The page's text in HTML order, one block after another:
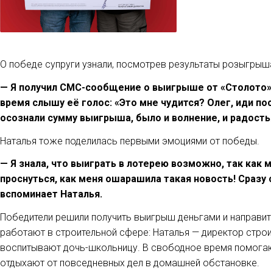
О победе супруги узнали, посмотрев результаты
— Я получил СМС-сообщение о выигрыше от
время слышу её голос: «Это мне чудится? Олег, иди
осознали сумму выигрыша, было и волнение, и
Наталья тоже поделилась первыми эмоциями от победы.
— Я знала, что выиграть в лотерею возможно, так
проснуться, как меня ошарашила такая новость!
вспоминает Наталья.
Победители решили получить выигрыш деньгами и
работают в строительной сфере: Наталья — директор
воспитывают дочь-школьницу. В свободное время
отдыхают от повседневных дел в домашней обстановке.